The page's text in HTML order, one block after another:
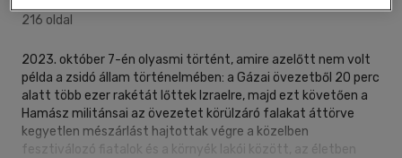
216 oldal
2023. október 7-én olyasmi történt, amire azelőtt nem volt
példa a zsidó állam történelmében: a Gázai övezetből 20 perc
alatt több ezer rakétát lőttek Izraelre, majd ezt követően a
Hamász militánsai az övezetet körülzáró falakat áttörve
kegyetlen mészárlást hajtottak végre a közelben
fesztiválozó fiatalok és a környék lakói között, az életben